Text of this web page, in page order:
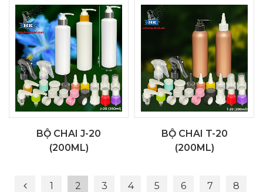
BỘ CHAI J-20
(200ML)
BỘ CHAI T-20
(200ML)
1 2 3 4 5 6 7 8